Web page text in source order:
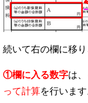
続いて右の欄に移り
①欄に入る数字は、
って計算を行います